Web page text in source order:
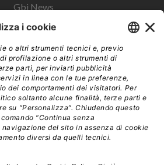
Gbi News
Instoremag
Esplora il gruppo
Edra Edizioni
Edizioni LSWR
LSWR Group